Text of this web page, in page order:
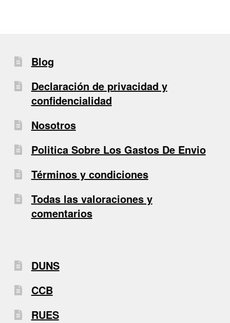
Blog
Declaración de privacidad y
confidencialidad
Nosotros
Politica Sobre Los Gastos De Envio
Términos y condiciones
Todas las valoraciones y
comentarios
DUNS
CCB
RUES